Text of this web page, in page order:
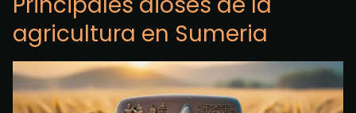
agricultura en Sumeria